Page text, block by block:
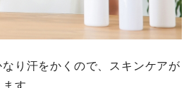
り汗をかくので、スキンケアが